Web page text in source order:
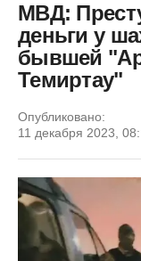
МВД:
деньги у
бывшей
Темиртау"
Опубликовано:
11 декабря 2023,